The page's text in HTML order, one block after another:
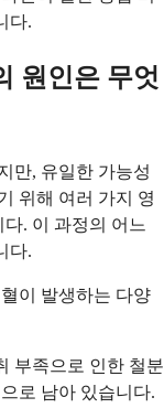
다.
원인은 무엇
만, 유일한 가능성
위해 여러 가지 영
. 이 과정의 어느
다.
이 발생하는 다양
부족으로 인한 철분
로 남아 있습니다.